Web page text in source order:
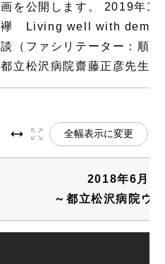
を公開します。 2019年1
襷 Living well with
（ファシリテーター：順
立松沢病院齋藤正彦先生
全幅表示に変更
2018年6月2
～都立松沢病院ウ